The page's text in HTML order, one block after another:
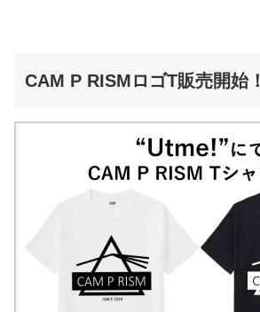
CAM P RISMロゴT販売開始！